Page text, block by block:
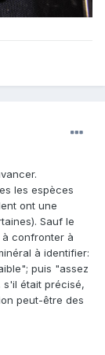
les espèces
ont une
Sauf le
à confronter à
à identifier:
puis "assez
s'il était précisé,
peut-être des